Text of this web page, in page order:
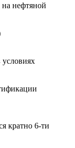
на нефтяной
кратно 6-ти